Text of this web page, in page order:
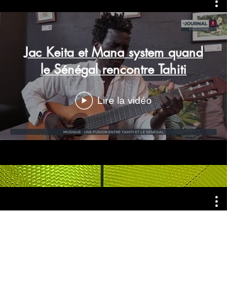
Jac Keita et Mana system quand
le Sénégal rencontre Tahiti
Lire la vidéo